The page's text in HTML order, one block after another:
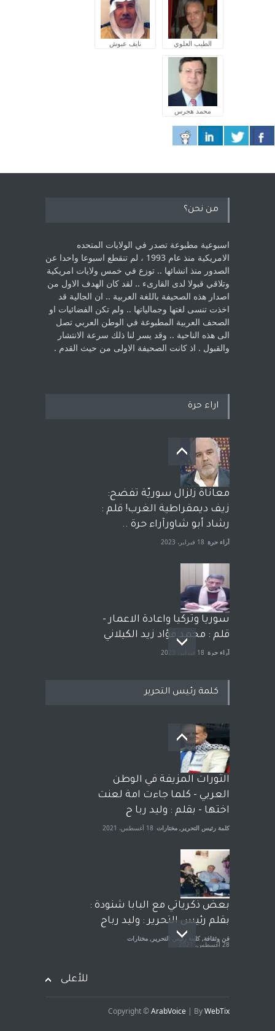
الطيب العلوي نايف عبوش
محمد هجرس
من نحن؟
اسبوعية مطبوعة تصدر في الولايات المتحده
الامريكية منذ عام 1993 ، لم ‏تنقطع اسبوعا واحدا عن
الصدور منذ انشائها .. توزع في خمس ولايات امريكية
‏وتلاقي قبولا لدى القارىء ..‏ لقد كان الهدف الاول من
اصدار هذه الصحيفة باللغة العربية .. ان الجالية قد
اخذت ‏تنسى لغتها وجمالياتها .. ولم تكن الفضائيات او
الصحف العربية المطبوعة في الوطن ‏العربي تصل
الى هذه الناحية .. وقد يسر لنا ذلك سرعة الانتشار
والقبول . اذ كانت ‏الصحيفة الاولى من حيث القدم . ‏
اراء حرة
معاناة زلزال سوريّة تفضح:
زيف ديمقراطية الغرب! قلم :
رشاد أبو شاورآراء حرة ..
آراء حرة 18 فبراير، 2023
سوريا وتركيا واعادة الاعمار -
قلم : محمد فؤاد زيد الكيلاني
آراء حرة 18 فبراير، 2023
بعد معارك قضائية طاحنة كتب
وترافع فيها بنفسه مرة اخرى..
الشيخ طارق يوسف يقهر
الحكومة الأمريكية ، فأعطوه
الجنسية عن يد وهم صاغرون،
آراء حرة مختارات 7 أبريل، 2023
كلمة رئيس التحرير
الثورات المزيفة في الوطن
العربي - كلما جاءت امة لعنت
اختها - بقلم : وليد ربا ح
كلمة رئيس التحرير , مختارات 18 أغسطس، 2021
بعض ذكرياتي مع البابا شنودة :
بقلم رئيس التحرير : وليد رباح
فن وثقافة, كلمة رئيس التحرير , مختارات
28 أغسطس، 2021
للأعلى
Copyright ©ArabVoice | ByWebTix